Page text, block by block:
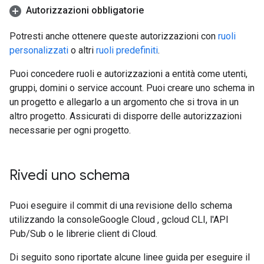
Autorizzazioni obbligatorie
Potresti anche ottenere queste autorizzazioni con ruoli
personalizzati o altri ruoli predefiniti.
Puoi concedere ruoli e autorizzazioni a entità come utenti,
gruppi, domini o service account. Puoi creare uno schema in
un progetto e allegarlo a un argomento che si trova in un
altro progetto. Assicurati di disporre delle autorizzazioni
necessarie per ogni progetto.
Rivedi uno schema
Puoi eseguire il commit di una revisione dello schema
utilizzando la consoleGoogle Cloud , gcloud CLI, l'API
Pub/Sub o le librerie client di Cloud.
Di seguito sono riportate alcune linee guida per eseguire il